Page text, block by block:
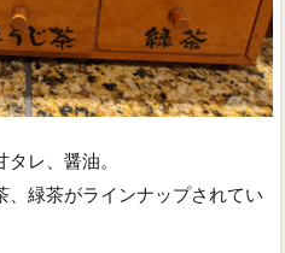
レ、醤油。
、緑茶がラインナップされてい